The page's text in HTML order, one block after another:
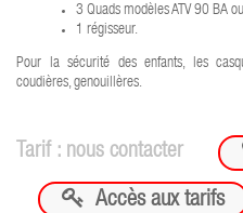
3 Quads modèles ATV 90 BA ou
1 régisseur.
Pour la sécurité des enfants, les
coudières, genouillères.
Tarif : nous contacter
 Accès aux tarifs